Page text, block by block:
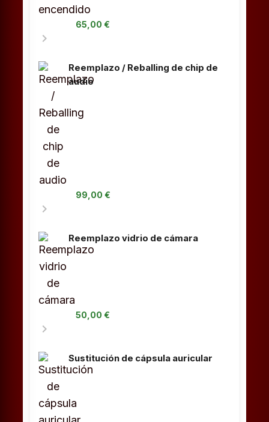
65,00 €
chevron_right
Reemplazo / Reballing de chip de
audio
99,00 €
chevron_right
Reemplazo vidrio de cámara
50,00 €
chevron_right
Sustitución de cápsula auricular